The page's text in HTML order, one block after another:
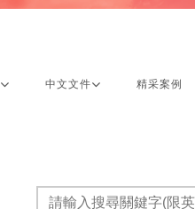
中文文件 精采案例